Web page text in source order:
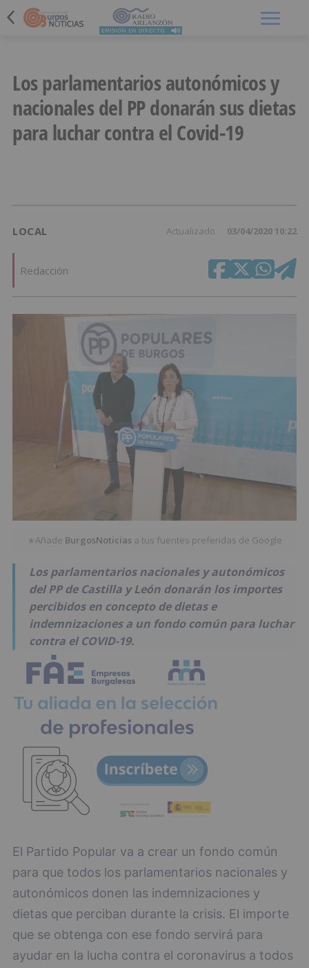
Los parlamentarios autonómicos y
nacionales del PP donarán sus dietas
para luchar contra el Covid-19
LOCAL Actualizado 03/04/2020 10:22
Redacción
★Añade BurgosNoticias a tus fuentes preferidas de Google
Los parlamentarios nacionales y autonómicos
del PP de Castilla y León donarán los importes
percibidos en concepto de dietas e
indemnizaciones a un fondo común para luchar
contra el COVID-19.
El Partido Popular va a crear un fondo común
para que todos los parlamentarios nacionales y
autonómicos donen las indemnizaciones y
dietas que perciban durante la crisis. El importe
que se obtenga con ese fondo servirá para
ayudar en la lucha contra el coronavirus a todos